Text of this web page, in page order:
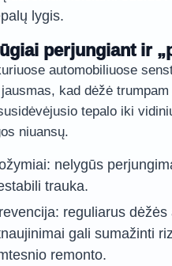
lygis.
perjungiant ir
automobiliuose
kad dėžė
tepalo iki
niuansų.
nelygūs
trauka.
reguliarus
gali sumažinti
remonto.